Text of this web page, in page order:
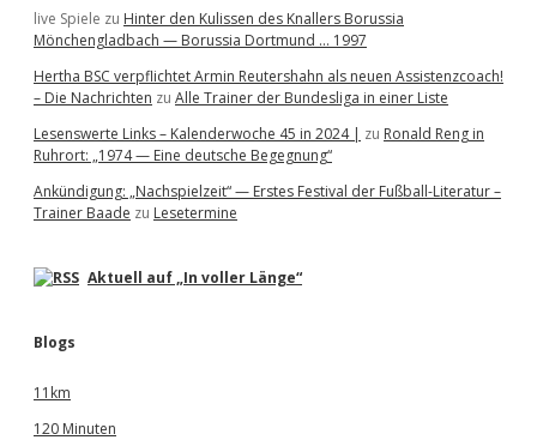
live Spiele zu Hinter den Kulissen des Knallers Borussia
Mönchengladbach — Borussia Dortmund … 1997
Hertha BSC verpflichtet Armin Reutershahn als neuen Assistenzcoach!
– Die Nachrichten zu Alle Trainer der Bundesliga in einer Liste
Lesenswerte Links – Kalenderwoche 45 in 2024 | zu Ronald Reng in
Ruhrort: „1974 — Eine deutsche Begegnung“
Ankündigung: „Nachspielzeit“ — Erstes Festival der Fußball-Literatur –
Trainer Baade zu Lesetermine
Aktuell auf „In voller Länge“
Blogs
11km
120 Minuten